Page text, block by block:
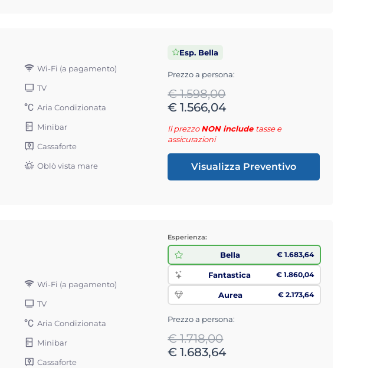
Wi-Fi (a pagamento)
TV
Aria Condizionata
Minibar
Cassaforte
Oblò vista mare
Esp. Bella
Prezzo a persona:
€ 1.598,00
€ 1.566,04
Il prezzoNON include tasse e
assicurazioni
Visualizza Preventivo
Wi-Fi (a pagamento)
TV
Aria Condizionata
Minibar
Cassaforte
Esperienza:
Bella € 1.683,64
Fantastica € 1.860,04
Aurea € 2.173,64
Prezzo a persona:
€ 1.718,00
€ 1.683,64